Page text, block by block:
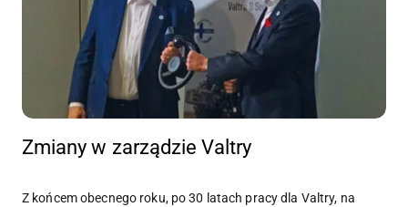
Zmiany w zarządzie Valtry
Z końcem obecnego roku, po 30 latach pracy dla Valtry, na